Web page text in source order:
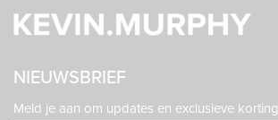
NIEUWSBRIEF
Meld je aan om updates en exclusieve